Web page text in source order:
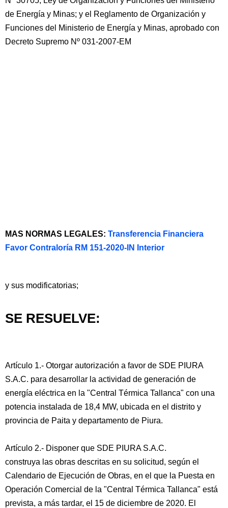
de Energía y Minas; y el Reglamento de Organización y
Funciones del Ministerio de Energía y Minas, aprobado con
Decreto Supremo Nº 031-2007-EM
MAS NORMAS LEGALES: Transferencia Financiera
Favor Contraloría RM 151-2020-IN Interior
y sus modificatorias;
SE RESUELVE:
Artículo 1.- Otorgar autorización a favor de SDE PIURA
S.A.C. para desarrollar la actividad de generación de
energía eléctrica en la "Central Térmica Tallanca" con una
potencia instalada de 18,4 MW, ubicada en el distrito y
provincia de Paita y departamento de Piura.
Artículo 2.- Disponer que SDE PIURA S.A.C.
construya las obras descritas en su solicitud, según el
Calendario de Ejecución de Obras, en el que la Puesta en
Operación Comercial de la "Central Térmica Tallanca" está
prevista, a más tardar, el 15 de diciembre de 2020. El